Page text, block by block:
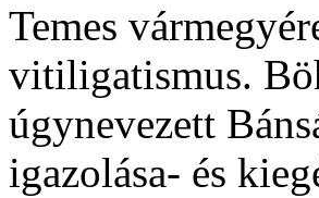
Temes
vitiligatismus.
úgynevezett
igazolása- és